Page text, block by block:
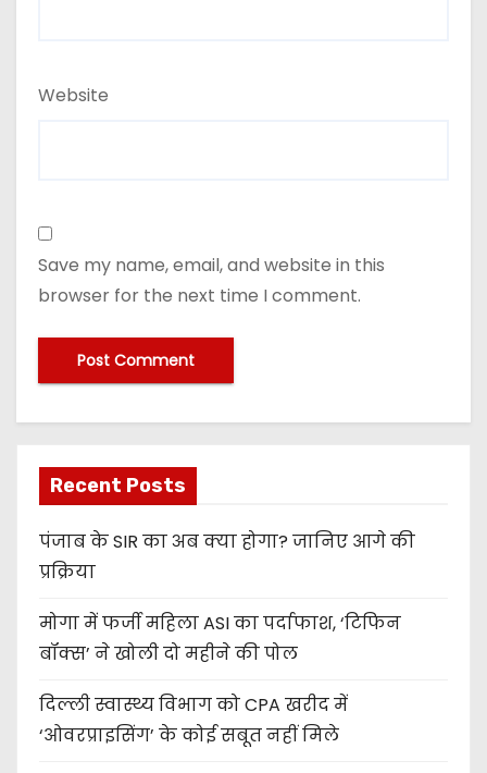
Website
Save my name, email, and website in this
browser for the next time I comment.
Recent Posts
पंजाब के SIR का अब क्या होगा? जानिए आगे की
प्रक्रिया
मोगा में फर्जी महिला ASI का पर्दाफाश, ‘टिफिन
बॉक्स’ ने खोली दो महीने की पोल
दिल्ली स्वास्थ्य विभाग को CPA खरीद में
‘ओवरप्राइसिंग’ के कोई सबूत नहीं मिले